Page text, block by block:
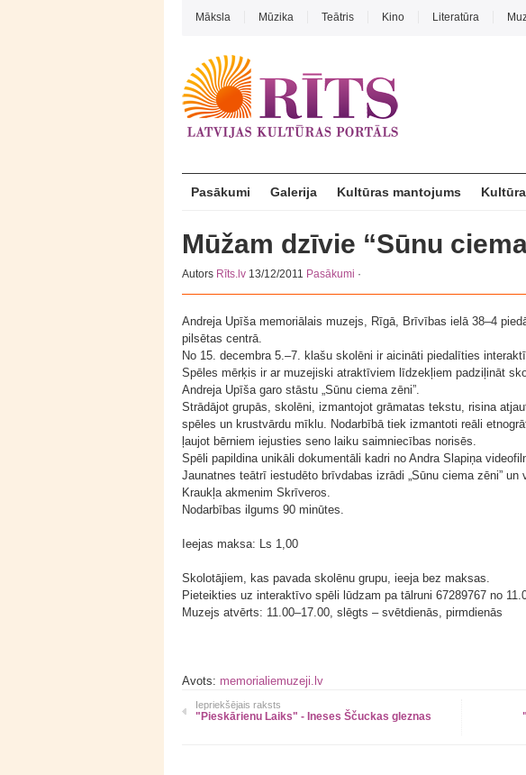
Māksla Mūzika Teātris Kino Literatūra
Pasākumi Galerija Kultūras mantojums
Mūžam dzīvie “Sūnu
Autors Rīts.lv 13/12/2011 Pasākumi ·
Andreja Upīša memoriālais muzejs, Rīgā, Brīvības ielā 38–4
pilsētas centrā.
No 15. decembra 5.–7. klašu skolēni ir aicināti piedalīties
Spēles mērķis ir ar muzejiski atraktīviem līdzekļiem padziļināt
Andreja Upīša garo stāstu „Sūnu ciema zēni”.
Strādājot grupās, skolēni, izmantojot grāmatas tekstu, risina
spēles un krustvārdu mīklu. Nodarbībā tiek izmantoti reāli
ļaujot bērniem iejusties seno laiku saimniecības norisēs.
Spēli papildina unikāli dokumentāli kadri no Andra Slapiņa
Jaunatnes teātrī iestudēto brīvdabas izrādi „Sūnu ciema zēni”
Kraukļa akmenim Skrīveros.
Nodarbības ilgums 90 minūtes.
Ieejas maksa: Ls 1,00
Skolotājiem, kas pavada skolēnu grupu, ieeja bez maksas.
Pieteikties uz interaktīvo spēli lūdzam pa tālruni 67289767 no
Muzejs atvērts: 11.00–17.00, slēgts – svētdienās, pirmdienās
Avots: memorialiemuzeji.lv
Iepriekšējais raksts
"Pieskārienu Laiks" - Ineses Ščuckas gleznas